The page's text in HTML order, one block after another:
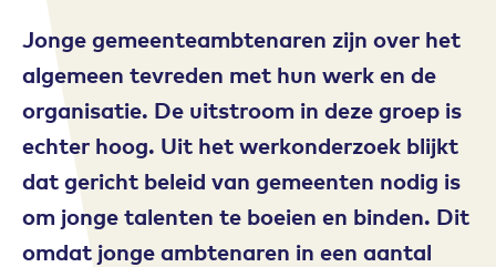
Jonge gemeenteambtenaren zijn over het
algemeen tevreden met hun werk en de
organisatie. De uitstroom in deze groep is
echter hoog. Uit het werkonderzoek blijkt
dat gericht beleid van gemeenten nodig is
om jonge talenten te boeien en binden. Dit
omdat jonge ambtenaren in een aantal